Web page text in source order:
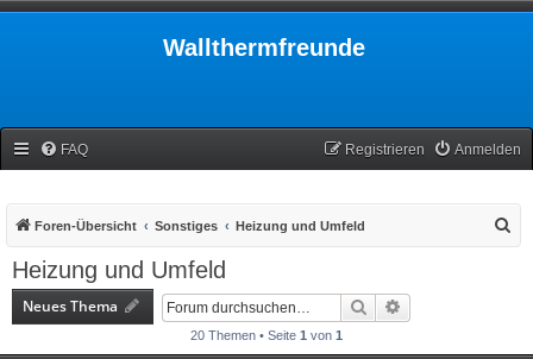
Wallthermfreunde
FAQ Anmelden
Registrieren
Foren-Übersicht Sonstiges Heizung und Umfeld
Heizung und Umfeld
Neues Thema Suche
20 Themen • Seite 1 von 1